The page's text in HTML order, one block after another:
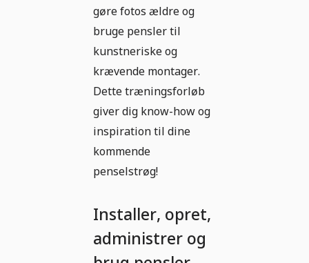
gøre fotos ældre og
bruge pensler til
kunstneriske og
krævende montager.
Dette træningsforløb
giver dig know-how og
inspiration til dine
kommende
penselstrøg!​
Installer, opret,
administrer og